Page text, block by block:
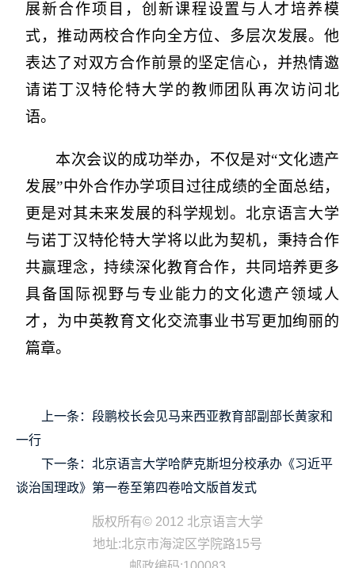
展新合作项目，创新课程设置与人才培养模
式，推动两校合作向全方位、多层次发展。他
表达了对双方合作前景的坚定信心，并热情邀
请诺丁汉特伦特大学的教师团队再次访问北
语。
本次会议的成功举办，不仅是对“文化遗产
发展”中外合作办学项目过往成绩的全面总结，
更是对其未来发展的科学规划。北京语言大学
与诺丁汉特伦特大学将以此为契机，秉持合作
共赢理念，持续深化教育合作，共同培养更多
具备国际视野与专业能力的文化遗产领域人
才，为中英教育文化交流事业书写更加绚丽的
篇章。
上一条： 段鹏校长会见马来西亚教育部副部长黄家和
一行
下一条： 北京语言大学哈萨克斯坦分校承办《习近平
谈治国理政》第一卷至第四卷哈文版首发式
版权所有© 2012 北京语言大学
地址:北京市海淀区学院路15号